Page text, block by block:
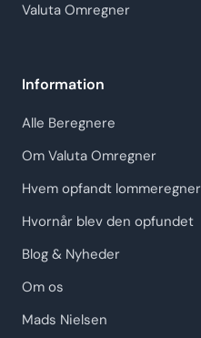
Valuta Omregner
Information
Alle Beregnere
Om Valuta Omregner
Hvem opfandt lommeregner
Hvornår blev den opfundet
Blog & Nyheder
Om os
Mads Nielsen